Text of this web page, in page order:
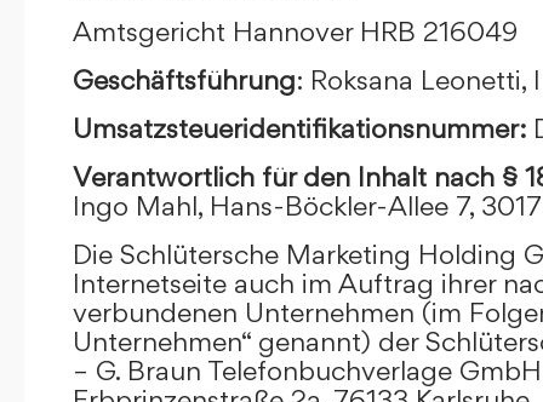
Amtsgericht Hannover HRB 216049
Geschäftsführung: Roksana Leonetti,
Umsatzsteueridentifikationsnummer:
Verantwortlich für den Inhalt nach §
Ingo Mahl, Hans-Böckler-Allee 7,
Die Schlütersche Marketing Holding
Internetseite auch im Auftrag ihrer
verbundenen Unternehmen (im
Unternehmen“ genannt) der
– G. Braun Telefonbuchverlage GmbH